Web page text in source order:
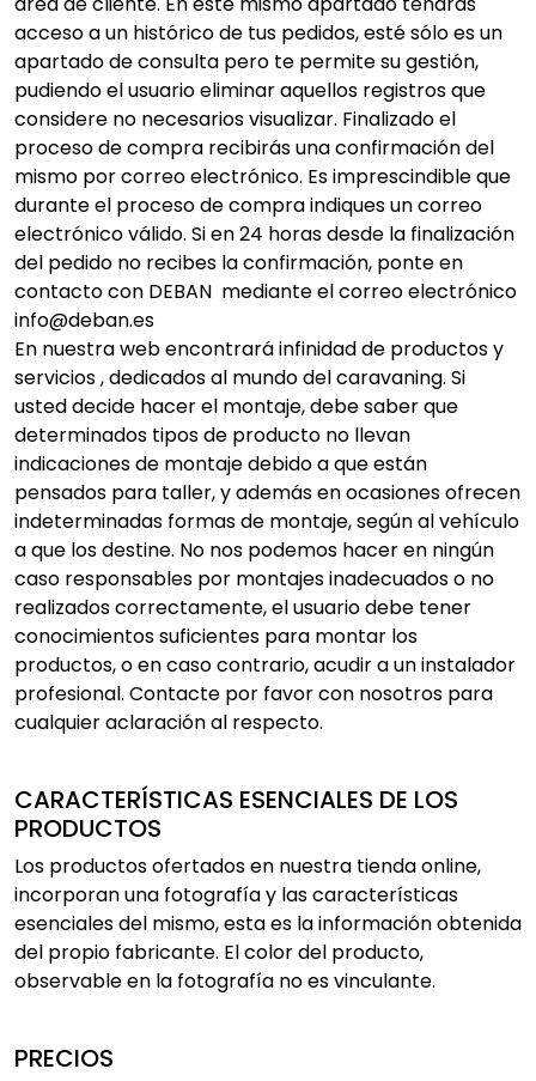
acceso a un histórico de tus pedidos, esté sólo es un
apartado de consulta pero te permite su gestión,
pudiendo el usuario eliminar aquellos registros que
considere no necesarios visualizar. Finalizado el
proceso de compra recibirás una confirmación del
mismo por correo electrónico. Es imprescindible que
durante el proceso de compra indiques un correo
electrónico válido. Si en 24 horas desde la finalización
del pedido no recibes la confirmación, ponte en
contacto con DEBAN mediante el correo electrónico
info@deban.es
En nuestra web encontrará infinidad de productos y
servicios , dedicados al mundo del caravaning. Si
usted decide hacer el montaje, debe saber que
determinados tipos de producto no llevan
indicaciones de montaje debido a que están
pensados para taller, y además en ocasiones ofrecen
indeterminadas formas de montaje, según al vehículo
a que los destine. No nos podemos hacer en ningún
caso responsables por montajes inadecuados o no
realizados correctamente, el usuario debe tener
conocimientos suficientes para montar los
productos, o en caso contrario, acudir a un instalador
profesional. Contacte por favor con nosotros para
cualquier aclaración al respecto.
CARACTERÍSTICAS ESENCIALES DE LOS
PRODUCTOS
Los productos ofertados en nuestra tienda online,
incorporan una fotografía y las características
esenciales del mismo, esta es la información obtenida
del propio fabricante. El color del producto,
observable en la fotografía no es vinculante.
PRECIOS